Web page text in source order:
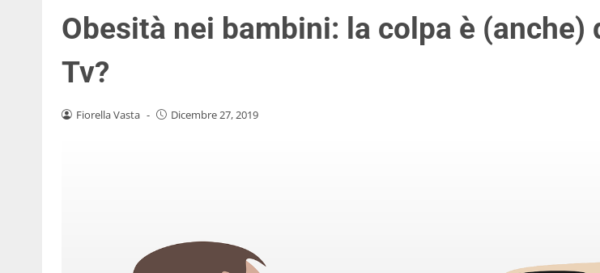
Obesità nei bambini: la colpa è (anche)
Tv?
Fiorella Vasta - Dicembre 27, 2019